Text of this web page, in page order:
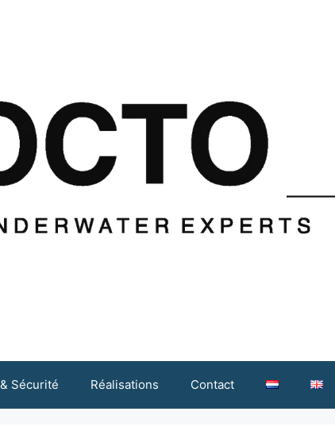
Sécurité Réalisations Contact